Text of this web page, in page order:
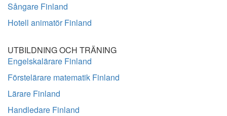
Sångare Finland
Hotell animatör Finland
UTBILDNING OCH TRÄNING
Engelskalärare Finland
Förstelärare matematik Finland
Lärare Finland
Handledare Finland